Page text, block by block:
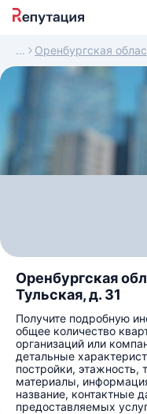
Оренбургская
Оренбургская
Тульская, д. 31
Получите подробную
общее количество
организаций или
детальные
постройки, этажность,
материалы,
название, контактные
предоставляемых